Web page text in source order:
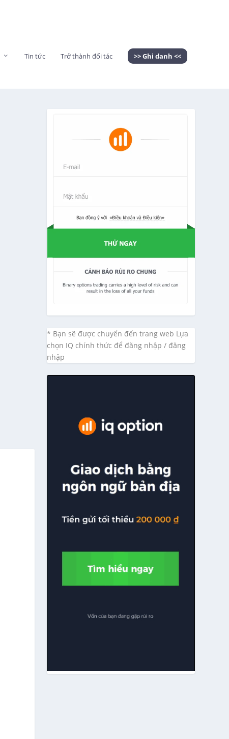
Tin tức Trở thành đối tác >> Ghi danh <<
* Bạn sẽ được chuyển đến trang web Lựa
chọn IQ chính thức để đăng nhập / đăng
nhập